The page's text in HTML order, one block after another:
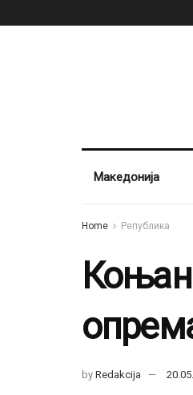
Македонија
Home Република
by Redakcija